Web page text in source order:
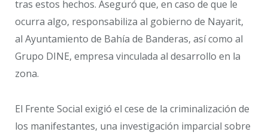
tras estos hechos. Aseguró que, en caso de que le
ocurra algo, responsabiliza al gobierno de Nayarit,
al Ayuntamiento de Bahía de Banderas, así como al
Grupo DINE, empresa vinculada al desarrollo en la
zona.
El Frente Social exigió el cese de la criminalización de
los manifestantes, una investigación imparcial sobre